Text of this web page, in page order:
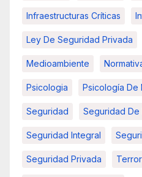
Infraestructuras Críticas
Ley De Seguridad Privada
Medioambiente
Psicologia Psicología De
Seguridad Seguridad De
Seguridad Integral
Seguridad Privada